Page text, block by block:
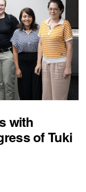
with
of Tuki